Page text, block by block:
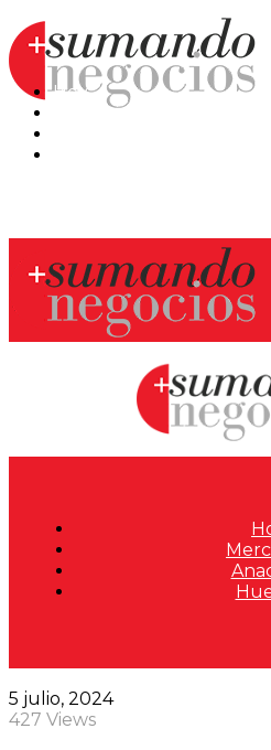
Hoy
Mercatips
5 julio, 2024
427 Views